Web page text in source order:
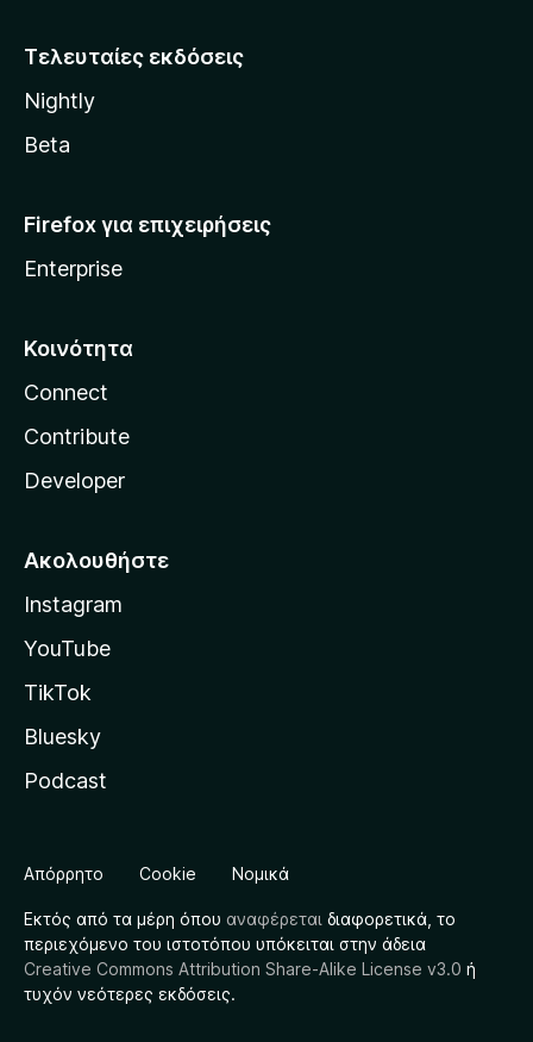
i
l
a
Τελευταίες εκδόσεις
Nightly
Beta
Firefox για επιχειρήσεις
Enterprise
Κοινότητα
Connect
Contribute
Developer
Ακολουθήστε
Instagram
YouTube
TikTok
Bluesky
Podcast
Απόρρητο Cookie Νομικά
Εκτός από τα μέρη όπου αναφέρεται διαφορετικά, το
περιεχόμενο του ιστοτόπου υπόκειται στην άδεια
Creative Commons Attribution Share-Alike License v3.0 ή
τυχόν νεότερες εκδόσεις.